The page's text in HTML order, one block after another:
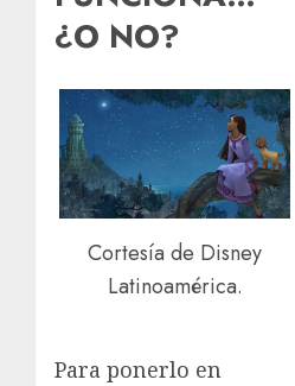
¿O NO?
Cortesía de Disney
Latinoamérica.
Para ponerlo en